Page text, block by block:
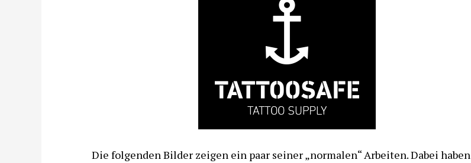
Die folgenden Bilder zeigen ein paar seiner „normalen“ Arbeiten. Dabei haben